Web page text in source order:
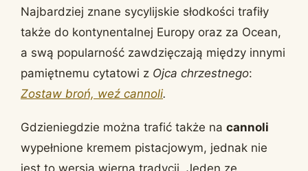
Najbardziej znane sycylijskie słodkości trafiły
także do kontynentalnej Europy oraz za Ocean,
a swą popularność zawdzięczają między innymi
pamiętnemu cytatowi z Ojca chrzestnego:
Zostaw broń, weź cannoli.
Gdzieniegdzie można trafić także na cannoli
wypełnione kremem pistacjowym, jednak nie